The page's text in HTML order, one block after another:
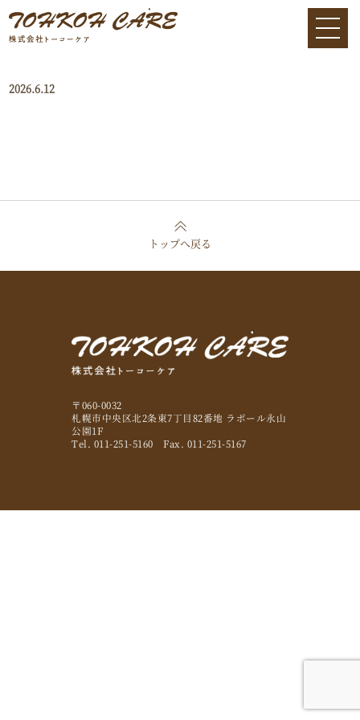
2026.6.12
トップへ戻る
〒060-0032
札幌市中央区北2条東7丁目82番地 ラポール永山
公園1F
Tel. 011-251-5160 Fax. 011-251-5167